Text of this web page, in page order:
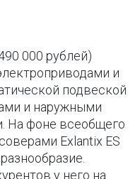
000 рублей)
и
подвеской
и наружными
На фоне всеобщего
Exlantix ES
у него на